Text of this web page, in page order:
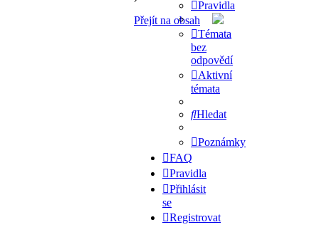
Přejít na obsah
Pravidla
Témata
bez
odpovědí
Aktivní
témata
Hledat
Poznámky
FAQ
Pravidla
Přihlásit
se
Registrovat